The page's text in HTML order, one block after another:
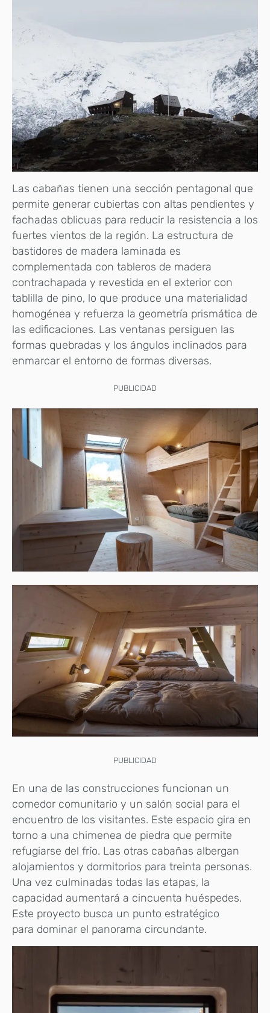
Las cabañas tienen una sección pentagonal que
permite generar cubiertas con altas pendientes y
fachadas oblicuas para reducir la resistencia a los
fuertes vientos de la región. La estructura de
bastidores de madera laminada es
complementada con tableros de madera
contrachapada y revestida en el exterior con
tablilla de pino, lo que produce una materialidad
homogénea y refuerza la geometría prismática de
las edificaciones. Las ventanas persiguen las
formas quebradas y los ángulos inclinados para
enmarcar el entorno de formas diversas.
PUBLICIDAD
PUBLICIDAD
En una de las construcciones funcionan un
comedor comunitario y un salón social para el
encuentro de los visitantes. Este espacio gira en
torno a una chimenea de piedra que permite
refugiarse del frío. Las otras cabañas albergan
alojamientos y dormitorios para treinta personas.
Una vez culminadas todas las etapas, la
capacidad aumentará a cincuenta huéspedes.
Este proyecto busca un punto estratégico
para dominar el panorama circundante.